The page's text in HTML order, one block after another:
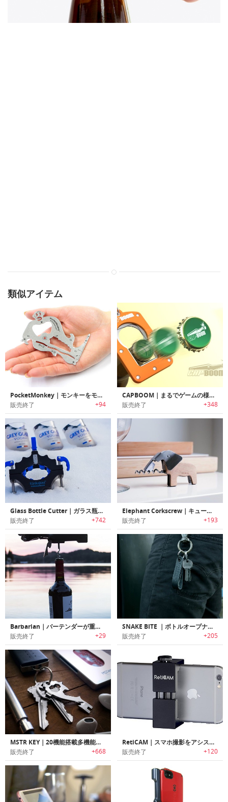
類似アイテム
PocketMonkey｜モンキーをモチーフにした多機能マルチツール「ポケットモンキー」
販売終了 +94
CAPBOOM｜まるでゲームの様にキャップを飛ばすボトルオープナー「キャップブーム」
販売終了 +348
Glass Bottle Cutter｜ガラス瓶をグラスやインテリアに再利用可能なガラスボトルカッター
販売終了 +742
Elephant Corkscrew｜キュートで機能的な象をモチーフにデザインされたコルク/ボトルオープナー
販売終了 +193
Barbarian｜バーテンダーが重宝する9つのツールを搭載した9イン1マルチツール
販売終了 +29
SNAKE BITE ｜ボトルオープナー付きキーチェーン「スネイクバイト」
販売終了 +205
MSTR KEY｜20機能搭載多機能マルチキーツール「マスターキー」
販売終了 +668
RetiCAM｜スマホ撮影をアシストする三脚用マウント「レティカム」
販売終了 +120